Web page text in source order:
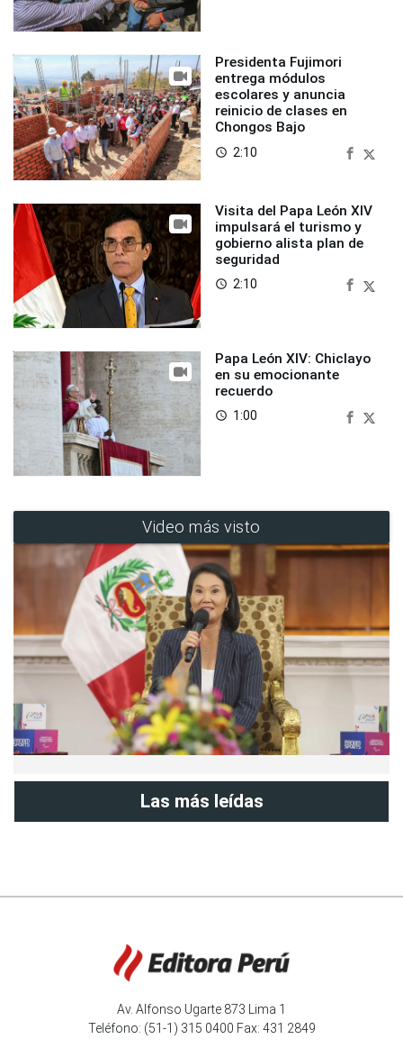
Presidenta Fujimori
entrega módulos
escolares y anuncia
reinicio de clases en
Chongos Bajo
access_time 2:10
Visita del Papa León XIV
impulsará el turismo y
gobierno alista plan de
seguridad
access_time 2:10
Papa León XIV: Chiclayo
en su emocionante
recuerdo
access_time 1:00
Video más visto
Las más leídas
Av. Alfonso Ugarte 873 Lima 1
Teléfono: (51-1) 315 0400 Fax: 431 2849